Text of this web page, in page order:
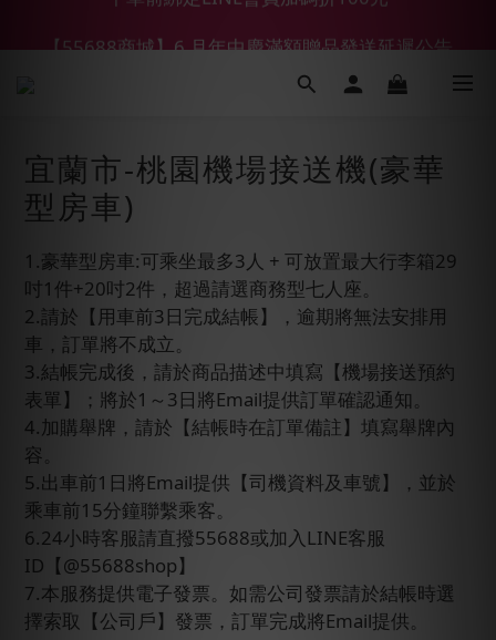
【鑽石熊/金熊新客首購限定】優惠搭車金
宜蘭市-桃園機場接送機(豪華
型房車)
1.豪華型房車:可乘坐最多3人 + 可放置最大行李箱29
吋1件+20吋2件，超過請選商務型七人座。
2.請於【用車前3日完成結帳】，逾期將無法安排用
車，訂單將不成立。
3.結帳完成後，請於商品描述中填寫【機場接送預約
表單】；將於1～3日將Email提供訂單確認通知。
4.加購舉牌，請於【結帳時在訂單備註】填寫舉牌內
容。
5.出車前1日將Email提供【司機資料及車號】，並於
乘車前15分鐘聯繫乘客。
6.24小時客服請直撥55688或加入LINE客服
ID【@55688shop】
7.本服務提供電子發票。如需公司發票請於結帳時選
擇索取【公司戶】發票，訂單完成將Email提供。